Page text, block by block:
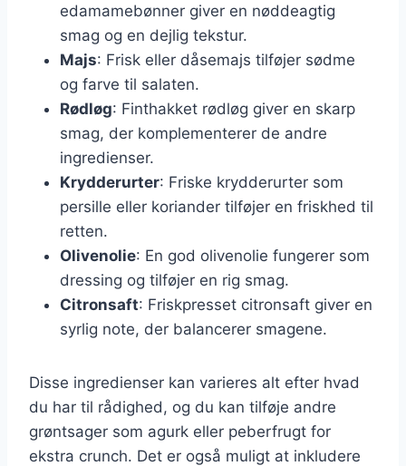
edamamebønner giver en nøddeagtig
smag og en dejlig tekstur.
Majs: Frisk eller dåsemajs tilføjer sødme
og farve til salaten.
Rødløg: Finthakket rødløg giver en skarp
smag, der komplementerer de andre
ingredienser.
Krydderurter: Friske krydderurter som
persille eller koriander tilføjer en friskhed til
retten.
Olivenolie: En god olivenolie fungerer som
dressing og tilføjer en rig smag.
Citronsaft: Friskpresset citronsaft giver en
syrlig note, der balancerer smagene.
Disse ingredienser kan varieres alt efter hvad
du har til rådighed, og du kan tilføje andre
grøntsager som agurk eller peberfrugt for
ekstra crunch. Det er også muligt at inkludere